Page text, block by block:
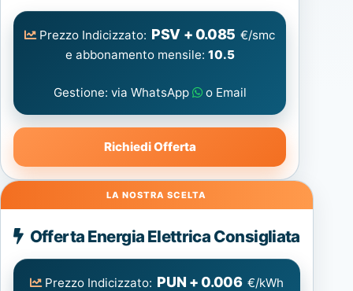
Prezzo Indicizzato: PSV + 0.085 €/smc
e abbonamento mensile: 10.5
Gestione: via WhatsApp o Email
Richiedi Offerta
Energia
Elettrica
consigliata
Offerta Energia Elettrica Consigliata
Prezzo Indicizzato: PUN + 0.006 €/kWh